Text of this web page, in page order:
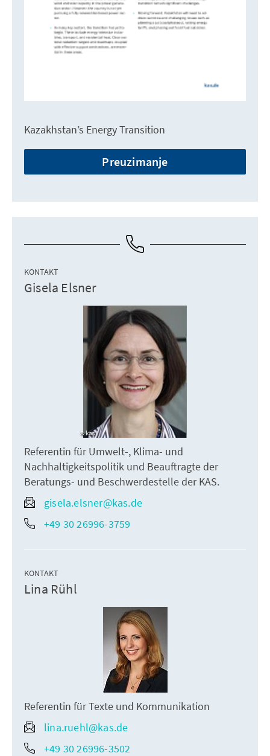
Kazakhstan’s Energy Transition
Preuzimanje
KONTAKT
Gisela Elsner
kas
Referentin für Umwelt-, Klima- und
Nachhaltigkeitspolitik und Beauftragte der
Beratungs- und Beschwerdestelle der KAS.
gisela.elsner@kas.de
+49 30 26996-3759
KONTAKT
Lina Rühl
Referentin für Texte und Kommunikation
lina.ruehl@kas.de
+49 30 26996-3502